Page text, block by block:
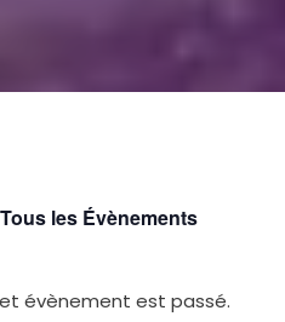
les Évènements
évènement est passé.